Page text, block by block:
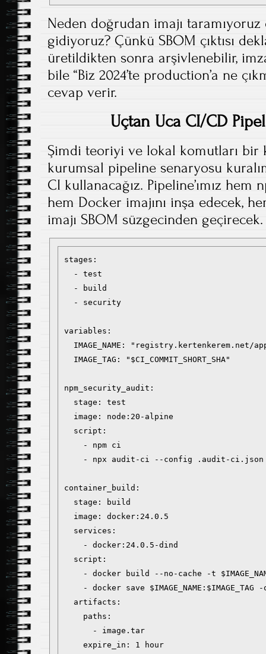
Neden doğrudan imajı
gidiyoruz? Çünkü SBOM çıktısı
üretildikten sonra arşivlenebilir,
bile “Biz 2024’te production’a ne
cevap verir.
Uçtan Uca CI/CD
Şimdi teoriyi ve lokal komutları bir
kurumsal pipeline senaryosu
CI kullanacağız. Pipeline’ımız
hem Docker imajını inşa edecek,
imajı SBOM süzgecinden geçirecek.
stages:
  - test
  - build
  - security
variables:
IMAGE_NAME: "registry.kertenkerem.net/
  IMAGE_TAG: "$CI_COMMIT_SHORT_SHA"
npm_security_audit:
  stage: test
  image: node:20-alpine
  script:
    - npm ci
    - npx audit-ci --config .audit-ci.json
container_build:
  stage: build
  image: docker:24.0.5
  services:
    - docker:24.0.5-dind
  script:
- docker build --no-cache -t
- docker save $IMAGE_NAME:$IMAGE_TAG
  artifacts:
    paths:
      - image.tar
    expire_in: 1 hour